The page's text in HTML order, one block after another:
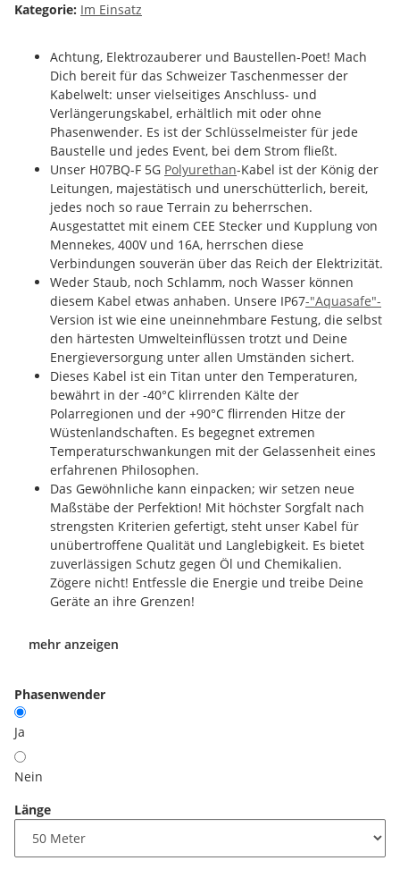
Kategorie: Im Einsatz
Achtung, Elektrozauberer und Baustellen-Poet! Mach
Dich bereit für das Schweizer Taschenmesser der
Kabelwelt: unser vielseitiges Anschluss- und
Verlängerungskabel, erhältlich mit oder ohne
Phasenwender. Es ist der Schlüsselmeister für jede
Baustelle und jedes Event, bei dem Strom fließt.
Unser H07BQ-F 5G Polyurethan-Kabel ist der König der
Leitungen, majestätisch und unerschütterlich, bereit,
jedes noch so raue Terrain zu beherrschen.
Ausgestattet mit einem CEE Stecker und Kupplung von
Mennekes, 400V und 16A, herrschen diese
Verbindungen souverän über das Reich der Elektrizität.
Weder Staub, noch Schlamm, noch Wasser können
diesem Kabel etwas anhaben. Unsere IP67-"Aquasafe"-
Version ist wie eine uneinnehmbare Festung, die selbst
den härtesten Umwelteinflüssen trotzt und Deine
Energieversorgung unter allen Umständen sichert.
Dieses Kabel ist ein Titan unter den Temperaturen,
bewährt in der -40°C klirrenden Kälte der
Polarregionen und der +90°C flirrenden Hitze der
Wüstenlandschaften. Es begegnet extremen
Temperaturschwankungen mit der Gelassenheit eines
erfahrenen Philosophen.
Das Gewöhnliche kann einpacken; wir setzen neue
Maßstäbe der Perfektion! Mit höchster Sorgfalt nach
strengsten Kriterien gefertigt, steht unser Kabel für
unübertroffene Qualität und Langlebigkeit. Es bietet
zuverlässigen Schutz gegen Öl und Chemikalien.
Zögere nicht! Entfessle die Energie und treibe Deine
Geräte an ihre Grenzen!
mehr anzeigen
Phasenwender
Ja
Nein
Länge